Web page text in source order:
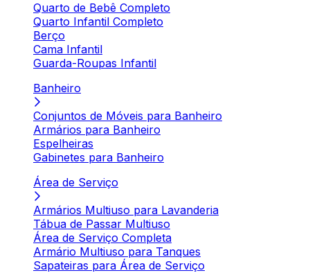
Quarto de Bebê Completo
Quarto Infantil Completo
Berço
Cama Infantil
Guarda-Roupas Infantil
Banheiro
Conjuntos de Móveis para Banheiro
Armários para Banheiro
Espelheiras
Gabinetes para Banheiro
Área de Serviço
Armários Multiuso para Lavanderia
Tábua de Passar Multiuso
Área de Serviço Completa
Armário Multiuso para Tanques
Sapateiras para Área de Serviço